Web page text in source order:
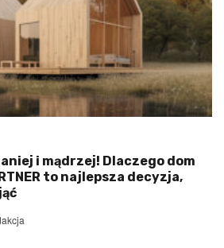
i mądrzej! Dlaczego dom
to najlepsza decyzja,